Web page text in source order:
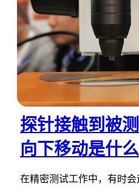
探针接触到被
向下移动是什么
在精密测试工作中，有时